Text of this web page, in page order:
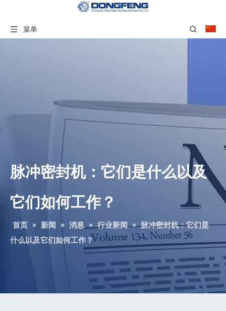
菜单
脉冲密封机：它们是什么以及
它们如何工作？
首页 » 新闻 » 消息 » 行业新闻 » 脉冲密封机：它们是
什么以及它们如何工作？